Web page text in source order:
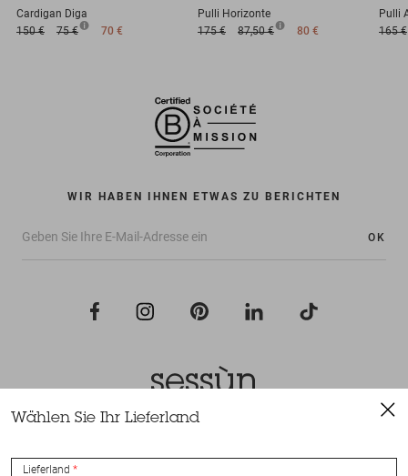
Cardigan Diga
150 €
75 € 70 €
Pulli Horizonte
175 €
87,50 € 80 €
Pulli
165 €
WIR HABEN IHNEN ETWAS ZU BERICHTEN
OK
Wählen Sie Ihr Lieferland
Lieferland